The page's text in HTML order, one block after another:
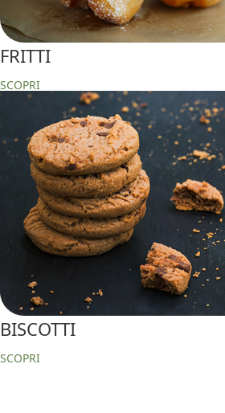
FRITTI
SCOPRI
BISCOTTI
SCOPRI